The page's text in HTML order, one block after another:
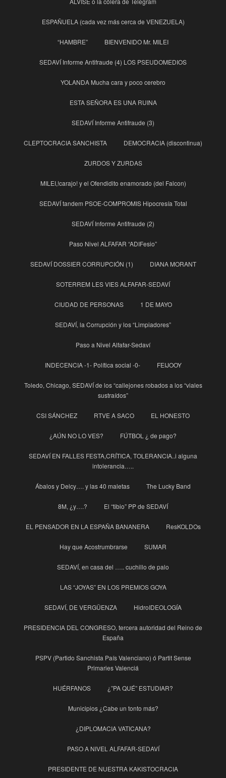
ESPAÑUELA (cada vez más cerca de VENEZUELA)
“HAMBRE” BIENVENIDO Mr. MILEI
SEDAVÍ Informe Antifraude (4) LOS PSEUDOMEDIOS
YOLANDA Mucha cara y poco cerebro
ESTA SEÑORA ES UNA RUINA
SEDAVÍ Informe Antifraude (3)
CLEPTOCRACIA SANCHISTA DEMOCRACIA (discontinua)
ZURDOS Y ZURDAS
MILEI,!carajo! y el Ofendidito enamorado (del Falcon)
SEDAVÍ tandem PSOE-COMPROMIS Hipocresía Total
SEDAVÍ Informe Antifraude (2)
Paso Nivel ALFAFAR “ADIFesio”
SEDAVÍ DOSSIER CORRUPCIÓN (1) DIANA MORANT
SOTERREM LES VIES ALFAFAR-SEDAVÍ
CIUDAD DE PERSONAS 1 DE MAYO
SEDAVÍ, la Corrupción y los “Limpiadores”
Paso a Nivel Alfafar-Sedaví
INDECENCIA -1- Política social -0- FEIJOOY
Toledo, Chicago, SEDAVÍ de los “callejones robados a los “viales
sustraídos”
CSI SÁNCHEZ RTVE A SACO EL HONESTO
¿AÚN NO LO VES? FÚTBOL ¿ de pago?
SEDAVÍ EN FALLES FESTA,CRÍTICA, TOLERANCIA..i alguna
intolerancia…..
Ábalos y Delcy…. y las 40 maletas The Lucky Band
8M, ¿y….? El “tibio” PP de SEDAVÍ
EL PENSADOR EN LA ESPAÑA BANANERA ResKOLDOs
Hay que Acostrumbrarse SUMAR
SEDAVÍ, en casa del ….. cuchillo de palo
LAS “JOYAS” EN LOS PREMIOS GOYA
SEDAVÍ, DE VERGÜENZA HidroIDEOLOGÍA
PRESIDENCIA DEL CONGRESO, tercera autoridad del Reino de
España
PSPV (Partido Sanchista País Valenciano) ó Partit Sense
Primaries Valenciá
HUÉRFANOS ¿”PA QUÉ” ESTUDIAR?
Municipios ¿Cabe un tonto más?
¿DIPLOMACIA VATICANA?
PASO A NIVEL ALFAFAR-SEDAVÍ
PRESIDENTE DE NUESTRA KAKISTOCRACIA